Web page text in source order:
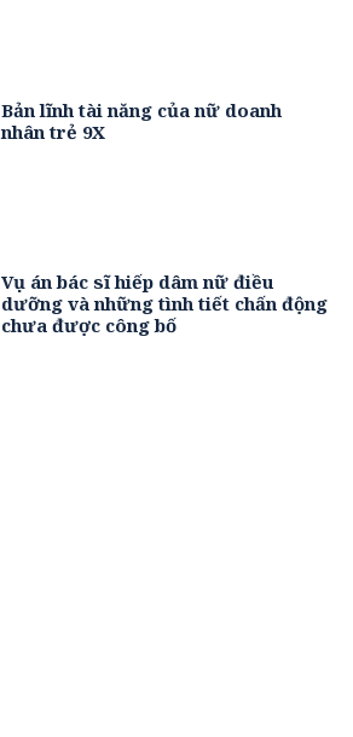
Bản lĩnh tài năng của nữ doanh
nhân trẻ 9X
Vụ án bác sĩ hiếp dâm nữ điều
dưỡng và những tình tiết chấn động
chưa được công bố